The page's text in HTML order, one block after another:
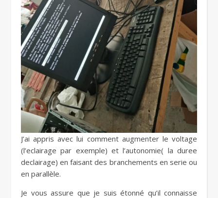
J’ai appris avec lui comment augmenter le voltage
(l’eclairage par exemple) et l’autonomie( la duree
declairage) en faisant des branchements en serie ou
en parallèle.
Je vous assure que je suis étonné qu’il connaisse